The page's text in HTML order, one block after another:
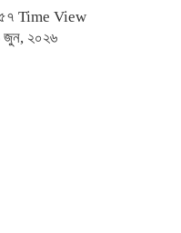
Time View
জুন, ২০২৬